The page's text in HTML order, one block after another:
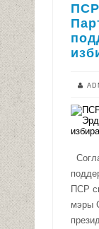
ПСР
ПСР
мэры